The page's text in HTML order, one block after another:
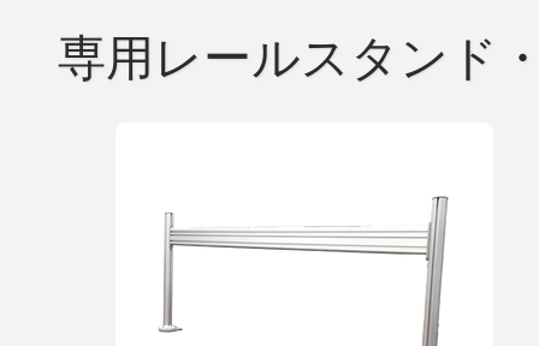
専用レールスタンド